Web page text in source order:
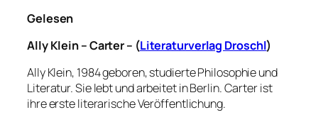
Gelesen
AllyKlein –Carter– (Literaturverlag Droschl)
Ally Klein, 1984 geboren, studierte Philosophie und
Literatur. Sie lebt und arbeitet in Berlin. Carter ist
ihre erste literarische Veröffentlichung.